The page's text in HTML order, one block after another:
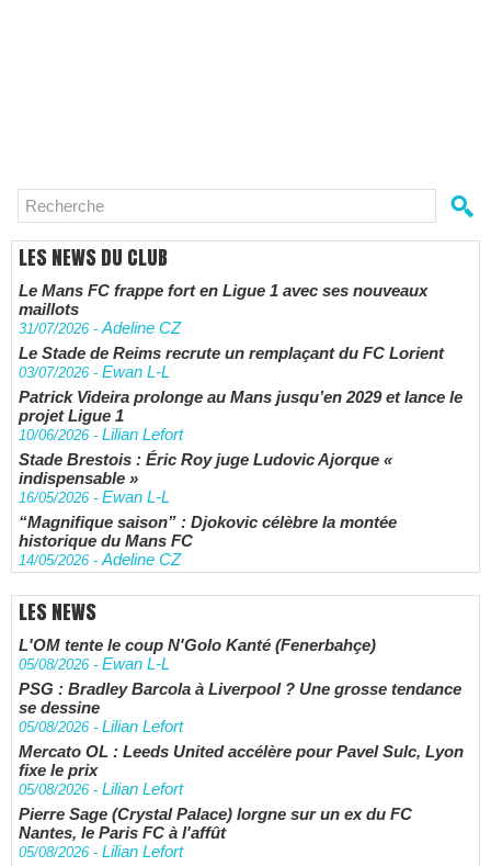
LES NEWS DU CLUB
Le Mans FC frappe fort en Ligue 1 avec ses nouveaux
maillots
31/07/2026 -Adeline CZ
Le Stade de Reims recrute un remplaçant du FC Lorient
03/07/2026 - Ewan L-L
Patrick Videira prolonge au Mans jusqu’en 2029 et lance le
projet Ligue 1
10/06/2026 - Lilian Lefort
Stade Brestois : Éric Roy juge Ludovic Ajorque «
indispensable »
16/05/2026 - Ewan L-L
“Magnifique saison” : Djokovic célèbre la montée
historique du Mans FC
14/05/2026 -Adeline CZ
LES NEWS
L'OM tente le coup N'Golo Kanté (Fenerbahçe)
05/08/2026 - Ewan L-L
PSG : Bradley Barcola à Liverpool ? Une grosse tendance
se dessine
05/08/2026 - Lilian Lefort
Mercato OL : Leeds United accélère pour Pavel Sulc, Lyon
fixe le prix
05/08/2026 - Lilian Lefort
Pierre Sage (Crystal Palace) lorgne sur un ex du FC
Nantes, le Paris FC à l'affût
05/08/2026 - Lilian Lefort